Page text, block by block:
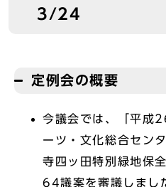
3/24
定例会の概要
今議会では、「平成
ーツ・文化総合セン
寺四ッ田特別緑地保
64議案を審議しまし